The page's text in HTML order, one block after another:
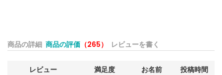
商品の詳細 商品の評価 （265） レビューを書く
レビュー 満足度 お名前
投稿時間